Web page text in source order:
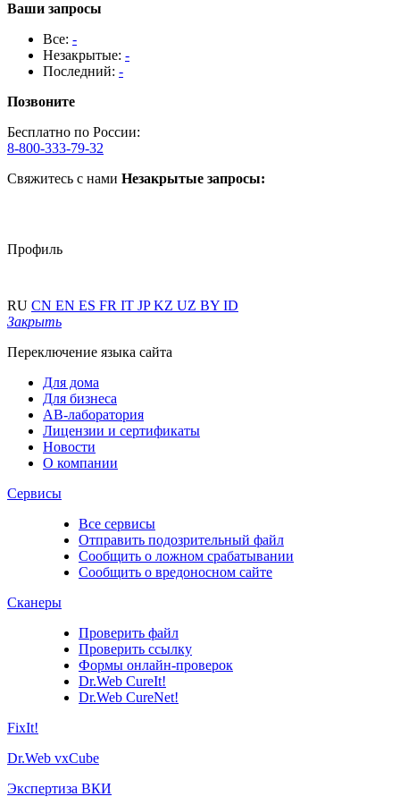
Ваши запросы
Все: -
Незакрытые: -
Последний: -
Позвоните
Бесплатно по России:
8-800-333-79-32
Свяжитесь с нами Незакрытые запросы:
Профиль
RU CN EN ES FR IT JPKZ UZ BY ID
Закрыть
Переключение языка сайта
Для дома
Для бизнеса
АВ-лаборатория
Лицензии и сертификаты
Новости
О компании
Сервисы
Все сервисы
Отправить подозрительный файл
Сообщить о ложном срабатывании
Сообщить о вредоносном сайте
Сканеры
Проверить файл
Проверить ссылку
Формы онлайн-проверок
Dr.Web CureIt!
Dr.Web CureNet!
FixIt!
Dr.Web vxCube
Экспертиза ВКИ